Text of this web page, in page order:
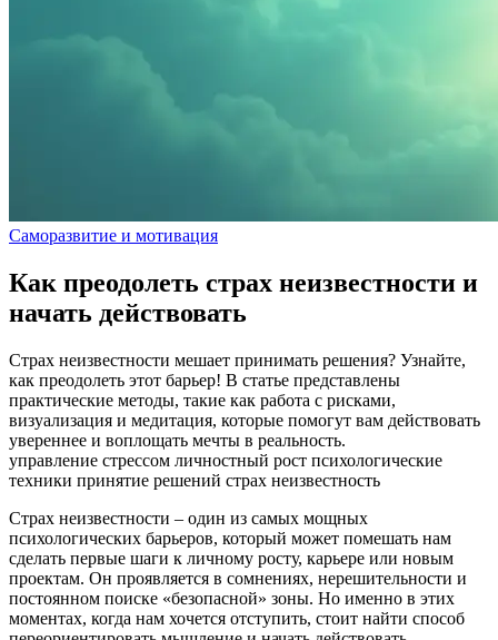
Саморазвитие и мотивация
Как преодолеть страх неизвестности и
начать действовать
Страх неизвестности мешает принимать решения? Узнайте,
как преодолеть этот барьер! В статье представлены
практические методы, такие как работа с рисками,
визуализация и медитация, которые помогут вам действовать
увереннее и воплощать мечты в реальность.
управление стрессом личностный рост психологические
техники принятие решений страх неизвестность
Страх неизвестности – один из самых мощных
психологических барьеров, который может помешать нам
сделать первые шаги к личному росту, карьере или новым
проектам. Он проявляется в сомнениях, нерешительности и
постоянном поиске «безопасной» зоны. Но именно в этих
моментах, когда нам хочется отступить, стоит найти способ